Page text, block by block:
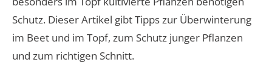
Schutz. Dieser Artikel gibt Tipps zur Überwinterung
im Beet und im Topf, zum Schutz junger Pflanzen
und zum richtigen Schnitt.